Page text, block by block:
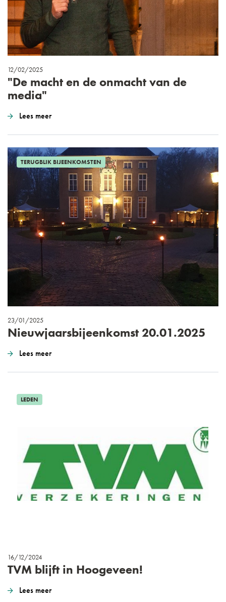
12/02/2025
"De macht en de onmacht van de
media"
Lees meer
TERUGBLIK BIJEENKOMSTEN
23/01/2025
Nieuwjaarsbijeenkomst 20.01.2025
Lees meer
LEDEN
16/12/2024
TVM blijft in Hoogeveen!
Lees meer